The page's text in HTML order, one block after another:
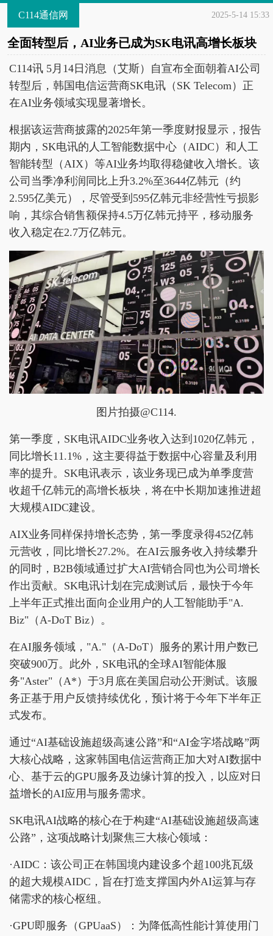
C114通信网 2025-5-14 15:33
全面转型后，AI业务已成为SK电讯高增长板块
C114讯 5月14日消息（艾斯）自宣布全面朝着AI公司
转型后，韩国电信运营商SK电讯（SK Telecom）正
在AI业务领域实现显著增长。
根据该运营商披露的2025年第一季度财报显示，报告
期内，SK电讯的人工智能数据中心（AIDC）和人工
智能转型（AIX）等AI业务均取得稳健收入增长。该
公司当季净利润同比上升3.2%至3644亿韩元（约
2.595亿美元），尽管受到595亿韩元非经营性亏损影
响，其综合销售额保持4.5万亿韩元持平，移动服务
收入稳定在2.7万亿韩元。
图片拍摄@C114.
第一季度，SK电讯AIDC业务收入达到1020亿韩元，
同比增长11.1%，这主要得益于数据中心容量及利用
率的提升。SK电讯表示，该业务现已成为单季度营
收超千亿韩元的高增长板块，将在中长期加速推进超
大规模AIDC建设。
AIX业务同样保持增长态势，第一季度录得452亿韩
元营收，同比增长27.2%。在AI云服务收入持续攀升
的同时，B2B领域通过扩大AI营销合同也为公司增长
作出贡献。SK电讯计划在完成测试后，最快于今年
上半年正式推出面向企业用户的人工智能助手"A.
Biz"（A-DoT Biz）。
在AI服务领域，"A."（A-DoT）服务的累计用户数已
突破900万。此外，SK电讯的全球AI智能体服
务"Aster"（A*）于3月底在美国启动公开测试。该服
务正基于用户反馈持续优化，预计将于今年下半年正
式发布。
通过“AI基础设施超级高速公路”和“AI金字塔战略”两
大核心战略，这家韩国电信运营商正加大对AI数据中
心、基于云的GPU服务及边缘计算的投入，以应对日
益增长的AI应用与服务需求。
SK电讯AI战略的核心在于构建“AI基础设施超级高速
公路”，这项战略计划聚焦三大核心领域：
·AIDC：该公司正在韩国境内建设多个超100兆瓦级
的超大规模AIDC，旨在打造支撑国内外AI运算与存
储需求的核心枢纽。
·GPU即服务（GPUaaS）：为降低高性能计算使用门